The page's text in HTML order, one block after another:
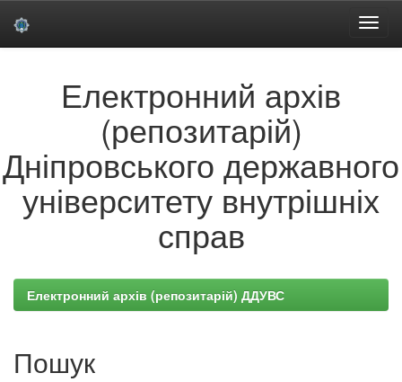
Електронний архів
(репозитарій)
Дніпровського державного
університету внутрішніх
справ
Електронний архів (репозитарій) ДДУВС
Пошук